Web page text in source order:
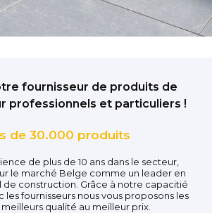
fournisseur de produits de
professionnels et particuliers !
de 30.000 produits
de plus de 10 ans dans le secteur,
le marché Belge comme un leader en
construction. Grâce à notre capacitié
fournisseurs nous vous proposons les
qualité au meilleur prix.